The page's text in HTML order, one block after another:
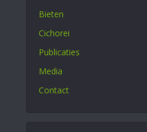
Bieten
Cichorei
Publicaties
Media
Contact